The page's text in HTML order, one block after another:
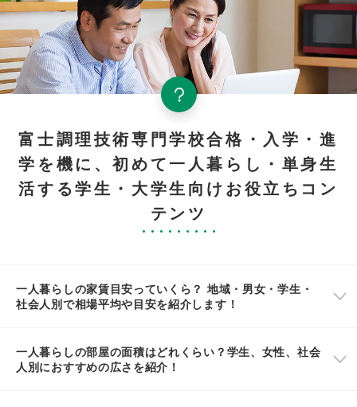
富士調理技術専門学校合格・入学・進
学を機に、初めて一人暮らし・単身生
活する学生・大学生向けお役立ちコン
テンツ
一人暮らしの家賃目安っていくら？ 地域・男女・学生・
社会人別で相場平均や目安を紹介します！
一人暮らしの部屋の面積はどれくらい？学生、女性、社会
人別におすすめの広さを紹介！